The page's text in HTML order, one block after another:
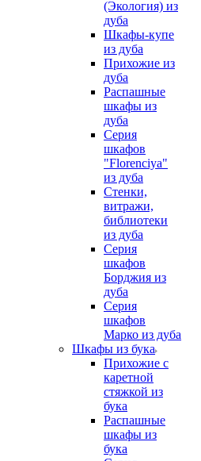
(Экология) из
дуба
Шкафы-купе
из дуба
Прихожие из
дуба
Распашные
шкафы из
дуба
Серия
шкафов
"Florenciya"
из дуба
Стенки,
витражи,
библиотеки
из дуба
Серия
шкафов
Борджия из
дуба
Серия
шкафов
Марко из дуба
Шкафы из бука
Прихожие с
каретной
стяжкой из
бука
Распашные
шкафы из
бука